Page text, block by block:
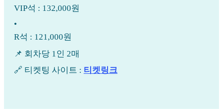
VIP석 : 132,000원
•
R석 : 121,000원
📌 회차당 1인 2매
🔗 티켓팅 사이트 : 티켓링크